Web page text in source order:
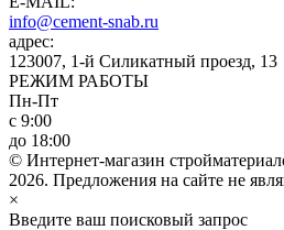
info@cement-snab.ru
адрес:
123007, 1-й Силикатный проезд, 13
РЕЖИМ РАБОТЫ
Пн-Пт
с 9:00
до 18:00
© Интернет-магазин
2026. Предложения на сайте не
×
Введите ваш поисковый запрос